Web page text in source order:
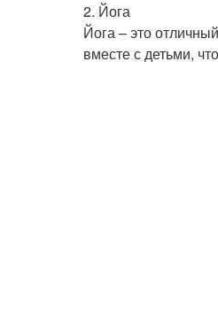
2. Йога
Йога – это
вместе с детьми,